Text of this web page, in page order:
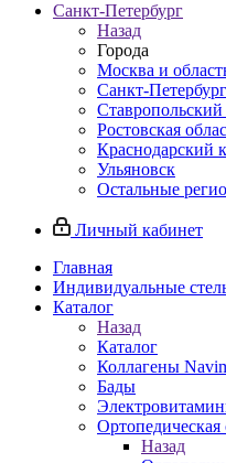
Санкт-Петербург
Назад
Города
Москва и
Санкт-Петербург
Ставропольский
Ростовская
Краснодарский
Ульяновск
Остальные
Личный кабинет
Главная
Индивидуальные
Каталог
Назад
Каталог
Коллагены
Бады
Ортопедическая
Назад